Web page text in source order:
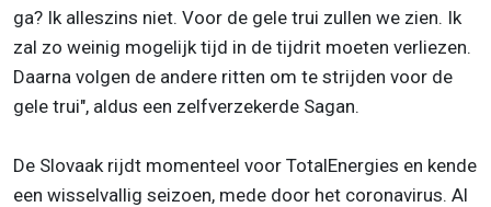
ga? Ik alleszins niet. Voor de gele trui zullen we zien. Ik
zal zo weinig mogelijk tijd in de tijdrit moeten verliezen.
Daarna volgen de andere ritten om te strijden voor de
gele trui", aldus een zelfverzekerde Sagan.
De Slovaak rijdt momenteel voor TotalEnergies en kende
een wisselvallig seizoen, mede door het coronavirus. Al